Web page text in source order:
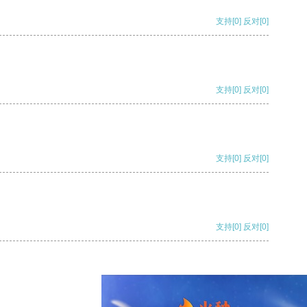
支持[0] 反对[0]
支持[0] 反对[0]
支持[0] 反对[0]
支持[0] 反对[0]